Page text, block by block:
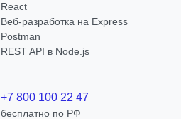
React
Веб-разработка на Express
Postman
REST API в Node.js
+7 800 100 22 47
бесплатно по РФ